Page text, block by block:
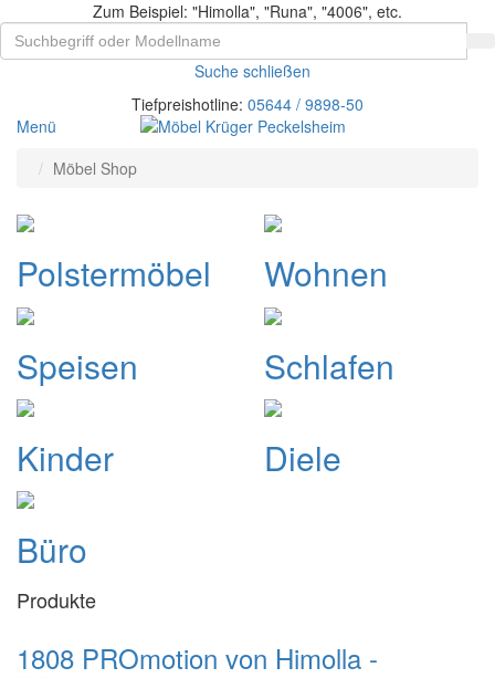
Zum Beispiel: "Himolla", "Runa", "4006", etc.
Suche schließen
Tiefpreishotline: 05644 / 9898-50
Menü
Möbel Shop
Polstermöbel
Wohnen
Speisen
Schlafen
Kinder
Diele
Büro
Produkte
1808 PROmotion von Himolla -